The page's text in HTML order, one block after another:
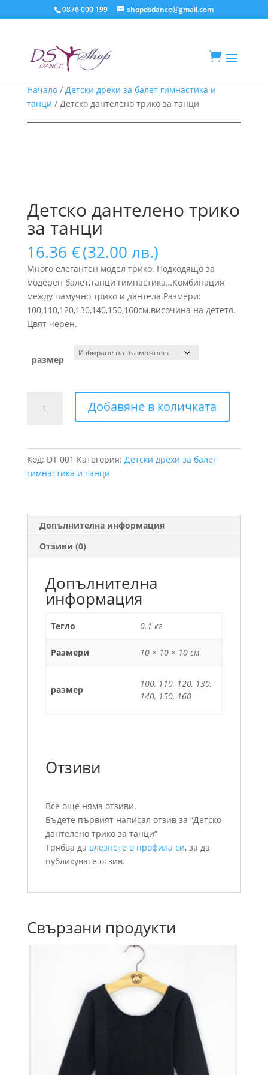
0876 000 199 shopdsdance@gmail.com

Начало/ Детски дрехи за балет гимнастика и
танци / Детско дантелено трико за танци
Детско дантелено трико
за танци
16.36 €(32.00 лв.)
Много елегантен модел трико. Подходящо за
модерен балет,танци гимнастика…Комбинация
между памучно трико и дантела.Размери:
100,110,120,130,140,150,160см.височина на детето.
Цвят черен.
размер
Добавяне в количката
Код: DT 001 Категория: Детски дрехи за балет
гимнастика и танци
Допълнителна информация
Отзиви (0)
Допълнителна
информация
Тегло 0.1 кг
Размери 10 × 10 × 10 см
размер
100, 110, 120, 130,
140, 150, 160
Отзиви
Все още няма отзиви.
Бъдете първият написал отзив за “Детско
дантелено трико за танци”
Трябва да влезнете в профила си, за да
публикувате отзив.
Свързани продукти